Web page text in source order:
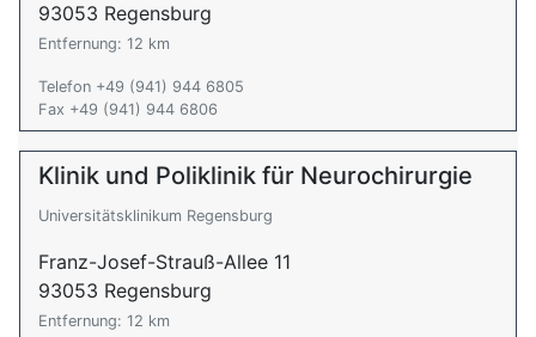
93053 Regensburg
Entfernung: 12 km
Telefon +49 (941) 944 6805
Fax +49 (941) 944 6806
Klinik und Poliklinik für Neurochirurgie
Universitätsklinikum Regensburg
Franz-Josef-Strauß-Allee 11
93053 Regensburg
Entfernung: 12 km